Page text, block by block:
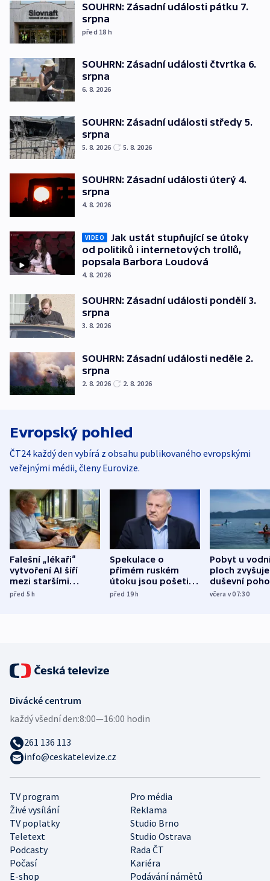
SOUHRN: Zásadní události pátku 7.
srpna
před 18 h
SOUHRN: Zásadní události čtvrtka 6.
srpna
6. 8. 2026
SOUHRN: Zásadní události středy 5.
srpna
5. 8. 2026 5. 8. 2026
SOUHRN: Zásadní události úterý 4.
srpna
4. 8. 2026
VIDEO
Jak ustát stupňující se útoky
od politiků i internetových trollů,
popsala Barbora Loudová
4. 8. 2026
SOUHRN: Zásadní události pondělí 3.
srpna
3. 8. 2026
SOUHRN: Zásadní události neděle 2.
srpna
2. 8. 2026 2. 8. 2026
Evropský pohled
ČT24 každý den vybírá z obsahu publikovaného evropskými
veřejnými médii, členy Eurovize.
Falešní „lékaři“
vytvoření AI šíří
mezi staršími
Poláky nebezpečné
před 5h
Spekulace o
přímém ruském
útoku jsou pošetilé,
míní estonský
před 19h
Pobyt u
ploch zvyšuje
duševní
ukázala
včera v 07:30
TV program
Pro média
Živé vysílání
Reklama
TV poplatky
Studio Brno
Teletext
Studio Ostrava
Podcasty
Rada ČT
Počasí
Kariéra
E-shop
Podávání námětů
Divácké centrum
každý všední den:8:00—16:00 hodin
261 136 113
info@ceskatelevize.cz